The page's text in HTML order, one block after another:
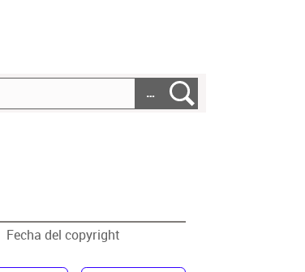
…
Fecha del copyright